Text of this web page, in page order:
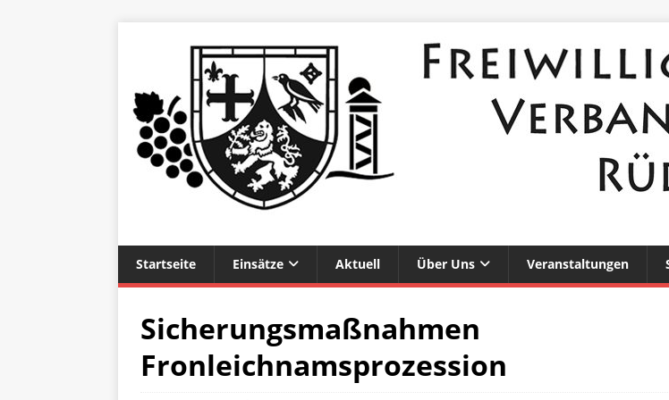
Startseite Einsätze Aktuell Über Uns Veranstaltungen
Sicherungsmaßnahmen
Fronleichnamsprozession